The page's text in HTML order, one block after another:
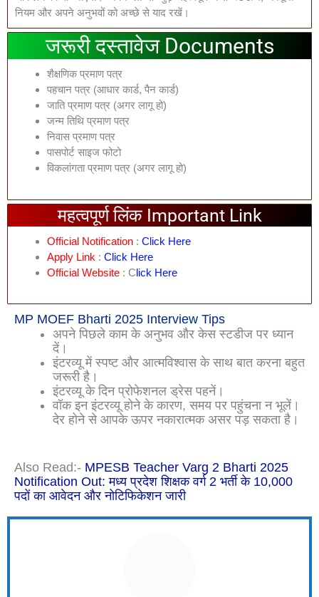
नियम और अपने अनुभवों को अच्छे से याद रखें।
जरूरी दस्तावेज Documents
शैक्षणिक प्रमाण पत्र
पहचान पत्र (आधार कार्ड, पैन कार्ड)
जाति प्रमाण पत्र (अगर लागू हो)
जन्म तिथि प्रमाण पत्र
निवास प्रमाण पत्र
पासपोर्ट साइज फोटो
विकलांगता प्रमाण पत्र (अगर लागू हो)
महत्वपूर्ण लिंक Important Link
Official Notification: Click Here
Apply Link : Click Here
Official Website: CLick Here
MP MOEF Bharti 2025 Interview Tips
अपने पिछले काम के अनुभव और केस स्टडीज पर ध्यान
दें।
इंटरव्यू में स्पष्ट और आत्मविश्वास के साथ बात करना बहुत
जरूरी है।
इंटरव्यू के दिन प्रोफेशनल ड्रेस पहनें।
वॉक इन इंटरव्यू होने के कारण, समय पर पहुंचना न भूलें।
देर होने से आपके ऊपर नकारात्मक असर पड़ सकता है।
Also Read:- MPESB Teacher Varg 2 Bharti 2025
Notification Out: मध्य प्रदेश शिक्षक वर्ग 2 भर्ती के 10,000
पदों का आवेदन और नोटिफिकेशन जारी